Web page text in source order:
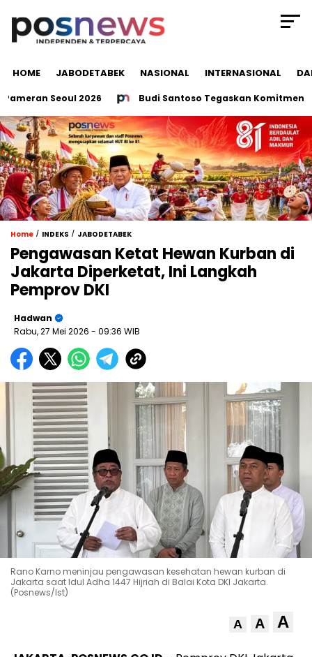
HOME JABODETABEK NASIONAL INTERNASIONAL
Seoul 2026 Budi Santoso Tegaskan Komitmen
Home / INDEKS / JABODETABEK
Pengawasan Ketat Hewan Kurban di
Jakarta Diperketat, Ini Langkah
Pemprov DKI
Hadwan
Rabu, 27 Mei 2026 - 09:36 WIB
Rano Karno meninjau pengawasan kesehatan hewan kurban di
Jakarta saat Idul Adha 1447 Hijriah di Balai Kota DKI Jakarta.
(Posnews/Ist)
A A A